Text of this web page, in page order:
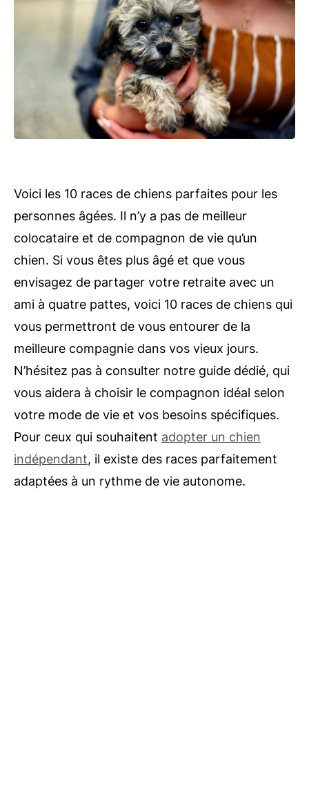
Voici les 10 races de chiens parfaites pour les
personnes âgées. Il n’y a pas de meilleur
colocataire et de compagnon de vie qu’un
chien. Si vous êtes plus âgé et que vous
envisagez de partager votre retraite avec un
ami à quatre pattes, voici 10 races de chiens qui
vous permettront de vous entourer de la
meilleure compagnie dans vos vieux jours.
N’hésitez pas à consulter notre guide dédié, qui
vous aidera à choisir le compagnon idéal selon
votre mode de vie et vos besoins spécifiques.
Pour ceux qui souhaitent adopter un chien
indépendant, il existe des races parfaitement
adaptées à un rythme de vie autonome.